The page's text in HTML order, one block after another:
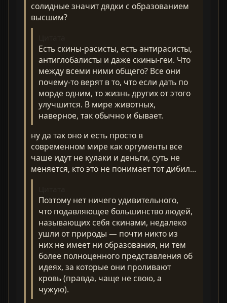
солидные значит дядки с образованием
высшим?
Есть скины-расисты, есть антирасисты,
антиглобалисты и даже скины-геи. Что
между всеми ними общего? Все они
почему-то верят в то, что если дать по
морде одним, то жизнь других от этого
улучшится. В мире животных,
наверное, так обычно и бывает.
ну да так оно и есть просто в
современном мире как оргументы все
чаше идут не кулаки и деньги, суть не
меняется, кто это не понимает тот дибил...
Поэтому нет ничего удивительного,
что подавляющее большинство людей,
называющих себя скинами, недалеко
ушли от природы — почти никто из
них не имеет ни образования, ни тем
более полноценного представления об
идеях, за которые они проливают
кровь (правда, чаще не свою, а
чужую).